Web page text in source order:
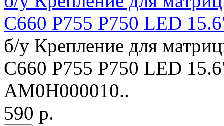
C660 P755 P750 LED
б/у Крепление для
C660 P755 P750 LED
AM0H000010..
590 р.